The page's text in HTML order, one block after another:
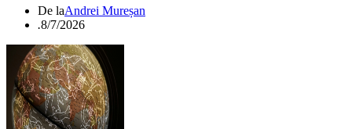
De laAndrei Mureșan
.8/7/2026